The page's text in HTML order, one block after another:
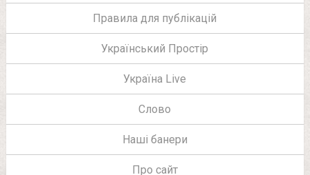
Правила для публікацій
Український Простір
Україна Live
Слово
Наші банери
Про сайт